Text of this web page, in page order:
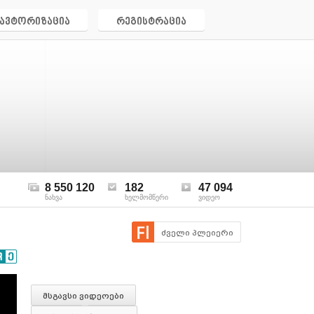
ავტორიზაცია რეგისტრაცია
8 550 120
ნახვა
182
ხელმომწერი
47 094
ვიდეო
ძველი პლეიერი
მსგავსი ვიდეოები